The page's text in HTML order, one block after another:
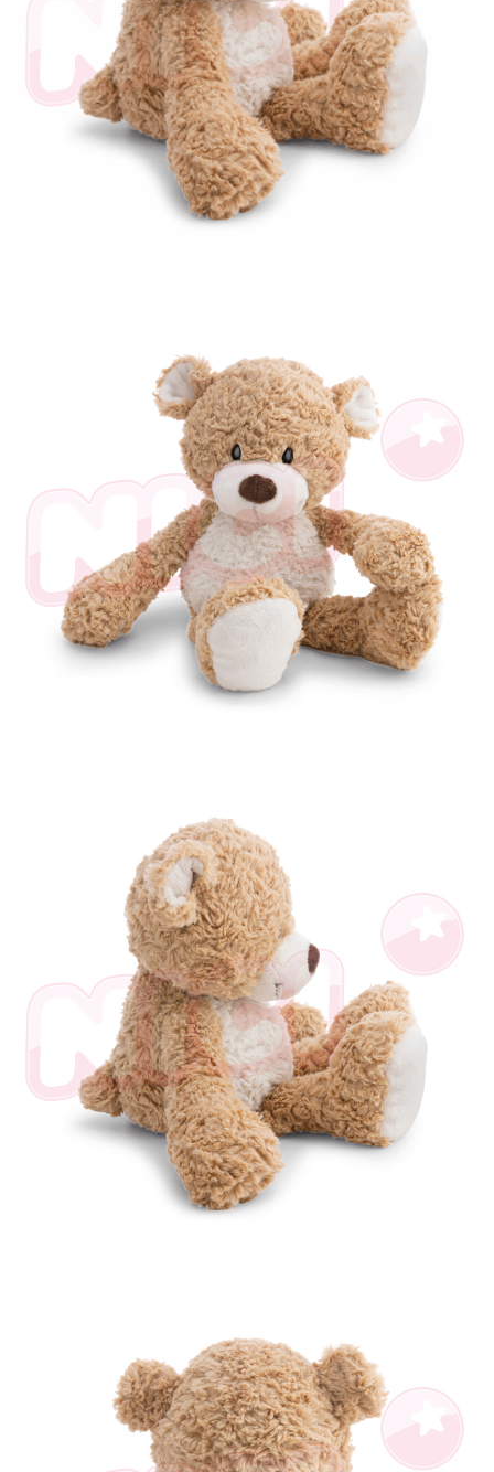
https://netprotections.freshdesk.com/support/home
【注意事項】
１．透過由恩沛科技股份有限公司提供之「AFTEE先享後付」服務完成之交
易，需依本服務之必要範圍內提供個人資料，並將交易相關給付款項請求債
權轉讓予恩沛科技股份有限公司。
２．關於個人資料處理事宜，請瀏覽以下網址：
https://aftee.tw/terms/#terms3
３．未成年的使用者請事先徵得法定代理人或監護人之同意方可使用
「AFTEE先享後付」，若未經同意申辦者引起之損失，本公司不負相關責